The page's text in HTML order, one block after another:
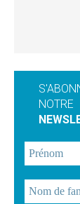
NOTRE